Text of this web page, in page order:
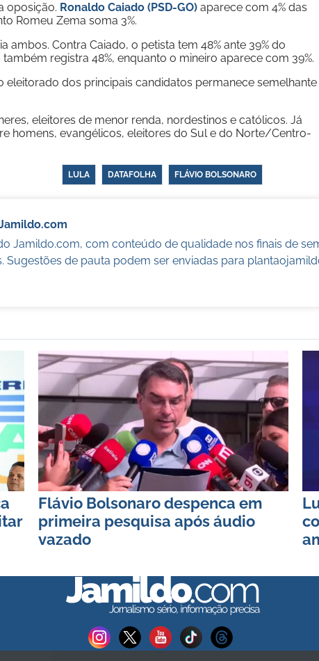
oposição. Ronaldo Caiado (PSD-GO) aparece com 4% das
Romeu Zema soma 3%.
Contra Caiado, o petista tem 48% ante 39% do
registra 48%, enquanto o mineiro aparece com 39%.
dos principais candidatos permanece semelhante
eleitores de menor renda, nordestinos e católicos. Já
homens, evangélicos, eleitores do Sul e do Norte/Centro-
LULA DATAFOLHA FLÁVIO BOLSONARO
Jamildo.com, com conteúdo de qualidade nos finais de
Sugestões de pauta podem ser enviadas para
Flávio Bolsonaro despenca em
primeira pesquisa após áudio
vazado